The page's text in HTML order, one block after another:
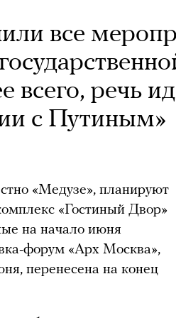
все
всего, речь
с Путиным»
«Медузе», планируют
«Гостиный Двор»
на начало июня
форум «Арх Москва»,
перенесена на конец